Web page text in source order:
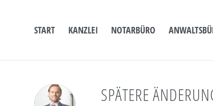
START KANZLEI NOTARBÜRO
SPÄTERE